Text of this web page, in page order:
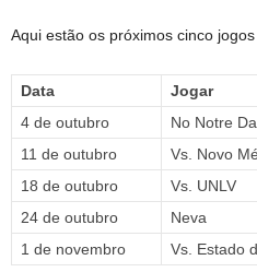
Aqui estão os próximos cinco
Data Jogar
4 de outubro
No Notre
11 de outubro
Vs. Novo
18 de outubro
Vs. UNLV
24 de outubro
Neva
1 de novembro
Vs. Estado